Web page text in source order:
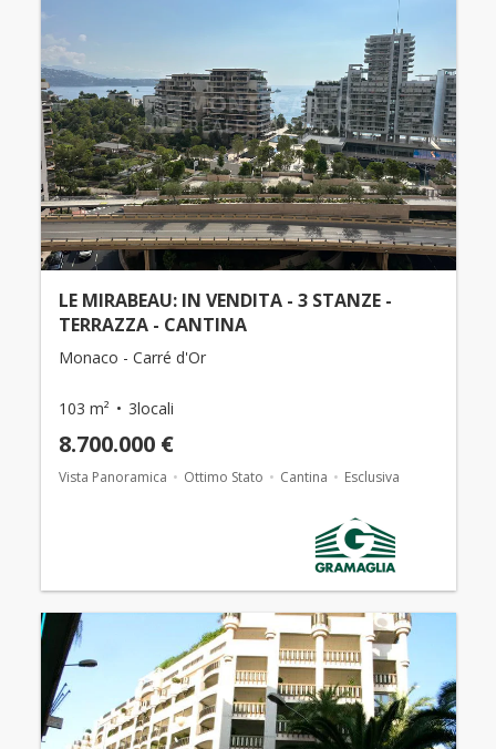
LE MIRABEAU: IN VENDITA - 3 STANZE -
TERRAZZA - CANTINA
Monaco - Carré d'Or
103 m² 3locali
8.700.000 €
Vista Panoramica Ottimo Stato Cantina Esclusiva